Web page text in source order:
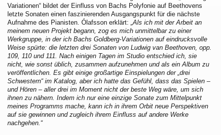
Variationen“ bildet der Einfluss von Bachs Polyfonie auf Beethovens
letzte Sonaten einen faszinierenden Ausgangspunkt für die nächste
Aufnahme des Pianisten. Ólafsson erklärt: „Als ich mit der Arbeit an
meinem neuen Projekt begann, zog es mich unmittelbar zu einer
Werkgruppe, in der ich Bachs Goldberg-Variationen auf eindrucksvolle
Weise spürte: die letzten drei Sonaten von Ludwig van Beethoven, opp.
109, 110 und 111. Nach einigen Tagen im Studio entschied ich, sie
nicht, wie sonst üblich, zusammen aufzunehmen und als ein Album zu
veröffentlichen. Es gibt einige großartige Einspielungen der „drei
Schwestern“ im Katalog, aber ich hatte das Gefühl, dass das Spielen –
und Hören – aller drei im Moment nicht der beste Weg wäre, um sich
ihnen zu nähern. Indem ich nur eine einzige Sonate zum Mittelpunkt
meines Programms mache, kann ich in ihrem Orbit neue Perspektiven
auf sie gewinnen und zugleich ihrem Einfluss auf andere Werke
nachgehen.“